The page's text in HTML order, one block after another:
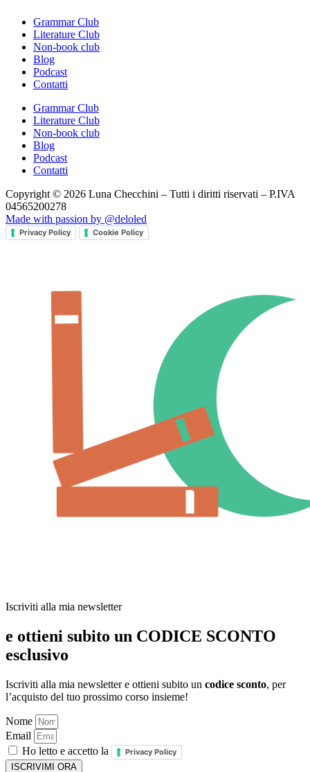
Grammar Club
Literature Club
Non-book club
Blog
Podcast
Contatti
Grammar Club
Literature Club
Non-book club
Blog
Podcast
Contatti
Copyright © 2026 Luna Checchini – Tutti i diritti riservati – P.IVA
04565200278
Made with passion by @deloled
Privacy Policy Cookie Policy
Iscriviti alla mia newsletter
e ottieni subito un CODICE SCONTO
esclusivo
Iscriviti alla mia newsletter e ottieni subito un codice sconto, per
l’acquisto del tuo prossimo corso insieme!
Nome
Email
Ho letto e accetto la
Privacy Policy
ISCRIVIMI ORA